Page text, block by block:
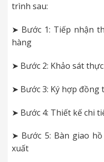
trình sau:
➤ Bước 1: Tiếp nhận
hàng
➤ Bước 2: Khảo sát
➤ Bước 3: Ký hợp đồng
➤ Bước 4: Thiết kế chi
➤ Bước 5: Bàn giao
xuất